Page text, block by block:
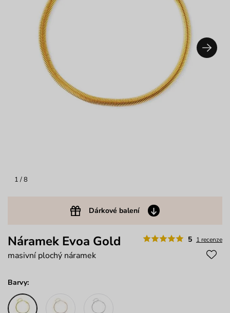
1 / 8
Dárkové balení
5 1 recenze
Náramek Evoa Gold
masivní plochý náramek
Barvy: